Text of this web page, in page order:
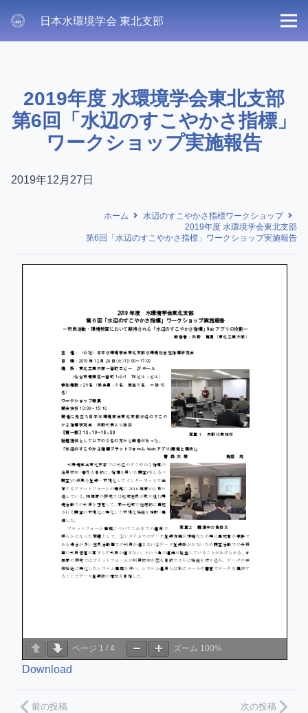
日本水環境学会 東北支部
2019年度 水環境学会東北支部
第6回「水辺のすこやかさ指標」
ワークショップ実施報告
2019年12月27日
ホーム
水辺のすこやかさ指標ワークショップ
2019年度 水環境学会東北支部
第6回「水辺のすこやかさ指標」ワークショップ実施報告
ページ 1 / 4 ズーム 100%
Download
前の投稿 次の投稿